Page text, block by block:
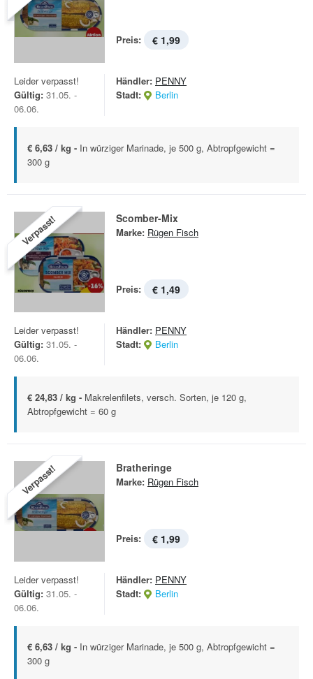
Preis: € 1,99
Leider verpasst!
Gültig: 31.05. -
06.06.
Händler: PENNY
Stadt:
Berlin
€ 6,63 / kg - In würziger Marinade, je 500 g, Abtropfgewicht =
300 g
Verpasst! Scomber-Mix
Marke: Rügen Fisch
Preis: € 1,49
Leider verpasst!
Gültig: 31.05. -
06.06.
Händler: PENNY
Stadt:
Berlin
€ 24,83 / kg - Makrelenfilets, versch. Sorten, je 120 g,
Abtropfgewicht = 60 g
Verpasst! Bratheringe
Marke: Rügen Fisch
Preis: € 1,99
Leider verpasst!
Gültig: 31.05. -
06.06.
Händler: PENNY
Stadt:
Berlin
€ 6,63 / kg - In würziger Marinade, je 500 g, Abtropfgewicht =
300 g